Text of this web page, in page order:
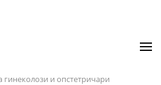
гинеколози и опстетричари